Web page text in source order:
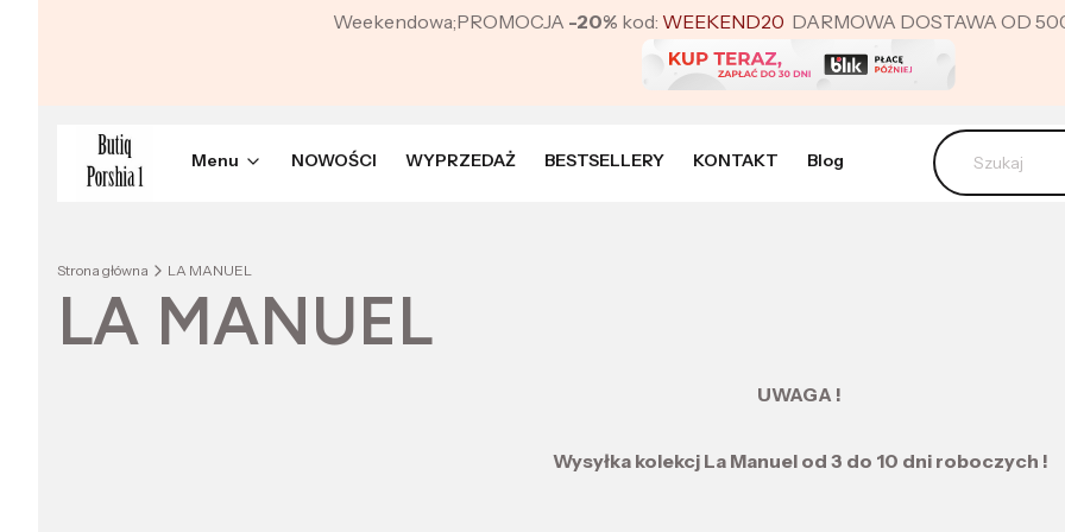
Weekendowa;PROMOCJA -20% kod: WEEKEND20 DARMOWA DOSTAWA OD
Menu NOWOŚCI WYPRZEDAŻ BESTSELLERY KONTAKT Blog
Strona główna LA MANUEL
LA MANUEL
UWAGA !
Wysyłka kolekcj La Manuel od 3 do 10 dni roboczych !